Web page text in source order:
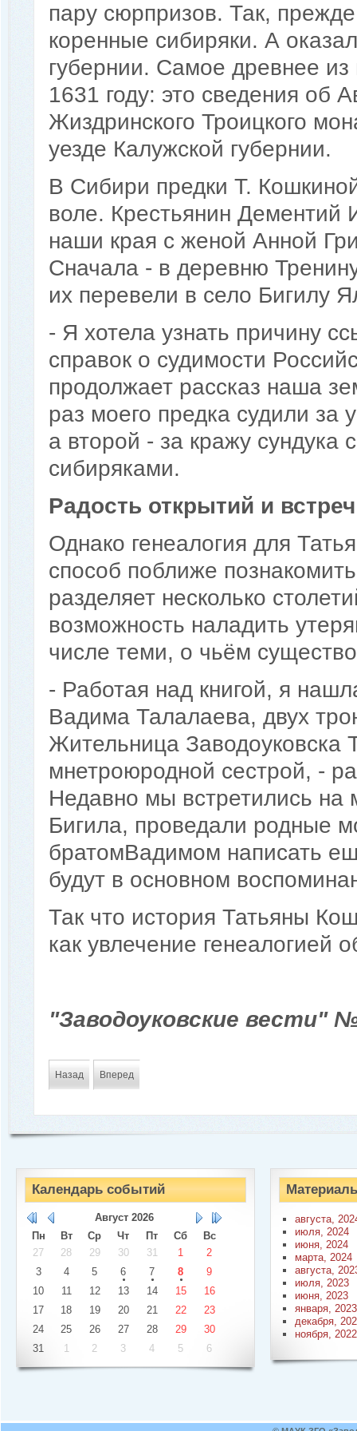
пару сюрпризов. Так,
коренные сибиряки. А
губернии. Самое древнее
1631 году: это сведения об
Жиздринского Троицкого
уезде Калужской губернии.
В Сибири предки Т.
воле. Крестьянин Дементий
наши края с женой Анной
Сначала - в деревню
их перевели в село Бигилу
- Я хотела узнать причину
справок о судимости
продолжает рассказ наша
раз моего предка судили за
а второй - за кражу сундука
сибиряками.
Радость открытий и встреч
Однако генеалогия для
способ поближе
разделяет несколько
возможность наладить
числе теми, о чьём
- Работая над книгой, я
Вадима Талалаева, двух
Жительница Заводоуковска
мнетроюродной сестрой, -
Недавно мы встретились на
Бигила, проведали родные
братомВадимом написать
будут в основном
Так что история Татьяны
как увлечение генеалогией
"Заводоуковские вести"
Назад Вперед
Календарь событий
Август 2026
Пн
Вт Ср Чт Пт Сб
Вс
27
28 29 30 31 1
2
3
4 5 6 7 8
9
10
11 12 13 14 15
16
17
18 19 20 21 22
23
24
25 26 27 28 29
30
31
1 2 3 4 5 6
августа,
июля, 2024
июня, 2024
марта, 2024
августа,
июля, 2023
июня, 2023
января, 2023
декабря,
ноября, 2022